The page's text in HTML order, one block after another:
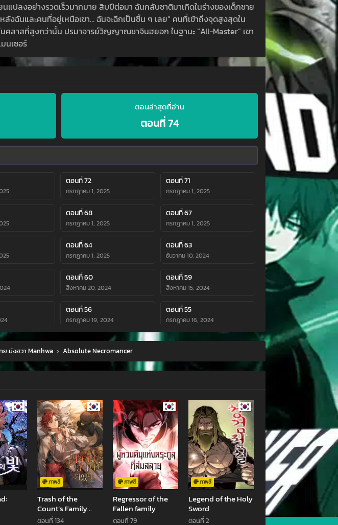
แปลงอย่างรวดเร็วมากมาย สิบปีต่อมา ฉันกลับชาติมาเกิดในร่างของเด็กชาย
งฉันและคนที่อยู่เหนือเขา… ฉันจะฉีกเป็นชิ้น ๆ เลย” คนที่เข้าถึงจุดสูงสุดใน
นคลาสที่สูงกว่านั้น ปรมาจารย์วิญญาณชาจินฮยอก ในฐานะ “All-Master” เขา
นเซอร์
ตอนล่าสุดที่อ่าน
ตอนที่ 74
ตอนที่ 72
กรกฎาคม 1, 2025
ตอนที่ 71
กรกฎาคม 1, 2025
ตอนที่ 68
กรกฎาคม 1, 2025
ตอนที่ 67
กรกฎาคม 1, 2025
ตอนที่ 64
กรกฎาคม 1, 2025
ตอนที่ 63
ธันวาคม 10, 2024
ตอนที่ 60
สิงหาคม 20, 2024
ตอนที่ 59
สิงหาคม 15, 2024
ตอนที่ 56
กรกฎาคม 19, 2024
ตอนที่ 55
กรกฎาคม 16, 2024
ตอนที่ 52
กรกฎาคม 10, 2024
ตอนที่ 51
ตอนที่ 48 ตอนที่ 47
ตอนที่ 44
กรกฎาคม 10, 2024
ตอนที่ 43
กรกฎาคม 10, 2024
ตอนที่ 40
พฤศจิกายน 25, 2023
ตอนที่ 39
พฤศจิกายน 23, 2023
ตอนที่ 36
พฤศจิกายน 2, 2023
ตอนที่ 35
ตุลาคม 18, 2023
ตอนที่ 32
ตุลาคม 5, 2023
ตอนที่ 31
ตุลาคม 5, 2023
ย มังฮวา Manhwa › Absolute Necromancer
ภาพสี
Trash of the
Count’s Family
คุณชายไม่เอาไหน
ตอนที่ 134
ภาพสี
Regressor of the
Fallen family
ตอนที่ 79
ภาพสี
Legend of the Holy
Sword
ตอนที่ 2